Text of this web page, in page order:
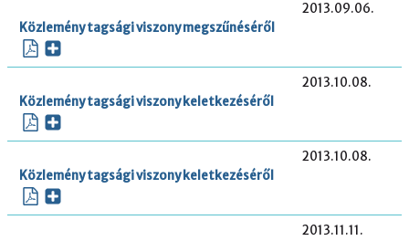
Közlemény tagsági viszony megszűnéséről
2013.09.06.
Közlemény tagsági viszony keletkezéséről
2013.10.08.
Közlemény tagsági viszony keletkezéséről
2013.10.08.
2013.11.11.